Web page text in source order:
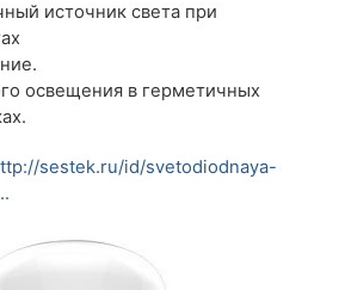
источник света при
освещения в герметичных
sestek.ru/id/svetodiodnaya-